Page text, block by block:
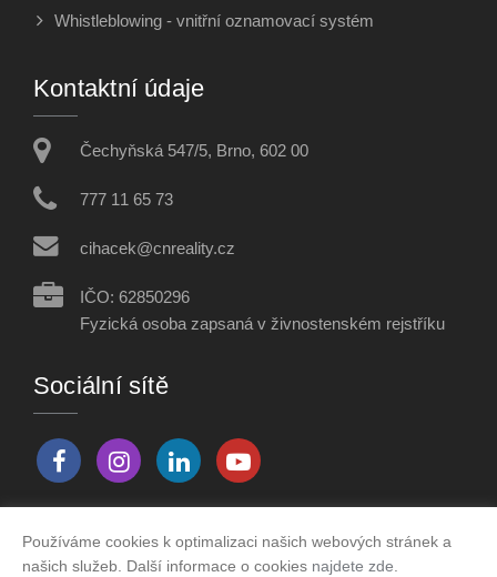
Whistleblowing - vnitřní oznamovací systém
Kontaktní údaje
Čechyňská 547/5, Brno, 602 00
777 11 65 73
cihacek@cnreality.cz
IČO: 62850296
Fyzická osoba zapsaná v živnostenském rejstříku
Sociální sítě
Vytvořeno v systémuCHYTRÝ WEB MAKLÉŘE
Používáme cookies k optimalizaci našich webových stránek a
našich služeb. Další informace o cookies najdete zde